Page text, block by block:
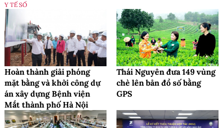
Y TẾ SỐ
Hoàn thành giải phóng
mặt bằng và khởi công dự
án xây dựng Bệnh viện
Mắt thành phố Hà Nội
Thái Nguyên đưa 149 vùng
chè lên bản đồ số bằng
GPS